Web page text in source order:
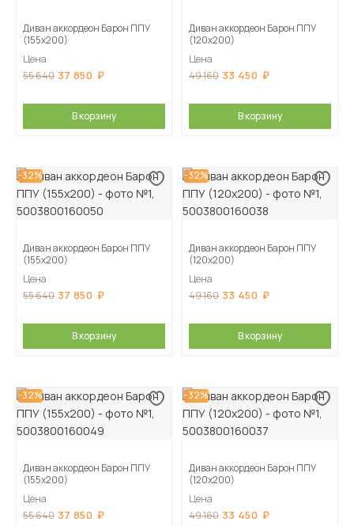
Диван аккордеон Барон ППУ
(155х200)
Цена
55 640 37 850
В корзину
Диван аккордеон Барон ППУ
(120х200)
Цена
49 160 33 450
В корзину
-32%
Диван аккордеон Барон ППУ
(155х200)
Цена
55 640 37 850
В корзину
-32%
Диван аккордеон Барон ППУ
(120х200)
Цена
49 160 33 450
В корзину
-32%
Диван аккордеон Барон ППУ
(155х200)
Цена
55 640 37 850
-32%
Диван аккордеон Барон ППУ
(120х200)
Цена
49 160 33 450